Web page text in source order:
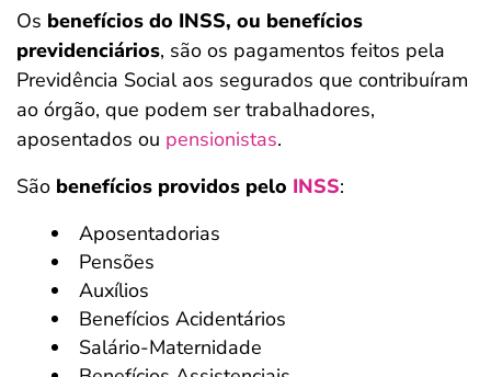
Os benefícios do INSS, ou benefícios
previdenciários, são os pagamentos feitos pela
Previdência Social aos segurados que contribuíram
ao órgão, que podem ser trabalhadores,
aposentados ou pensionistas.
São benefícios providos pelo INSS:
Aposentadorias
Pensões
Auxílios
Benefícios Acidentários
Salário-Maternidade